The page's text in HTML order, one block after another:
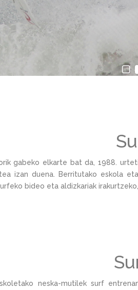
gabeko elkarte bat da, 1988.
izan duena. Berritutako eskola
bideo eta aldizkariak
neska-mutilek surf